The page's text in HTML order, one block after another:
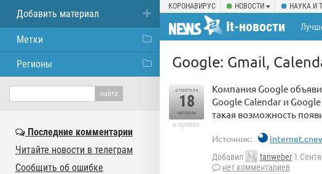
КОРОНАВИРУС НОВОСТИ НАУКА И
It-новости
Google: Gmail,
отметили
18
человек
в архиве
Компания Google
Google Calendar и
такая возможность
Источник:
Добавил tanweber 1
нет комментариев
Добавить материал
Метки
Регионы
Последние комментарии
Читайте новости в телеграм
Сообщить об ошибке